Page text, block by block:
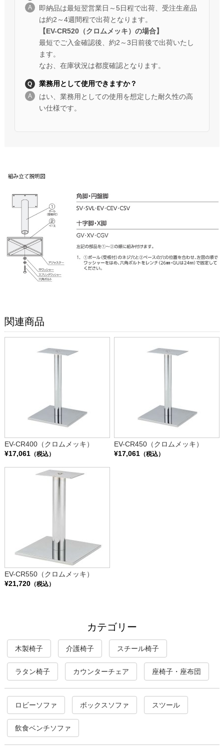
即納品は最短翌営業日～5日程で出荷、受注生産品
は約2～4週間程で出荷となります。
【EV-CR520（クロムメッキ）の場合】
最短でご入金確認後、約2～3日前後で出荷いたし
ます。
なお、在庫状況は都度確認となります。
業務用として使用できますか？
はい、業務用としての使用を想定した耐久性の高
い仕様です。
関連商品
EV-CR400（クロムメッキ）
¥17,061（税込）
EV-CR450（クロムメッキ）
¥17,061 （税込）
EV-CR550（クロムメッキ）
¥21,720（税込）
カテゴリー
木製椅子 介護椅子 スチール椅子
ラタン椅子 カウンターチェア 座椅子・座布団
ロビーソファ ボックスソファ スツール
飲食ベンチソファ